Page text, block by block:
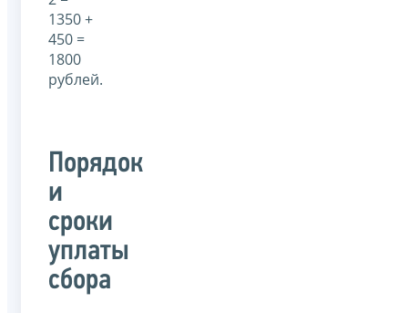
1350 +
450 =
1800
рублей.
Порядок
и
сроки
уплаты
сбора